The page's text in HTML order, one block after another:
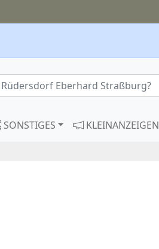
SONSTIGES KLEINANZEIGEN